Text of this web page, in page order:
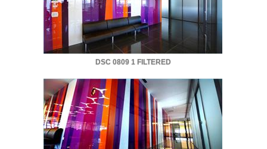
DSC 0809 1 FILTERED